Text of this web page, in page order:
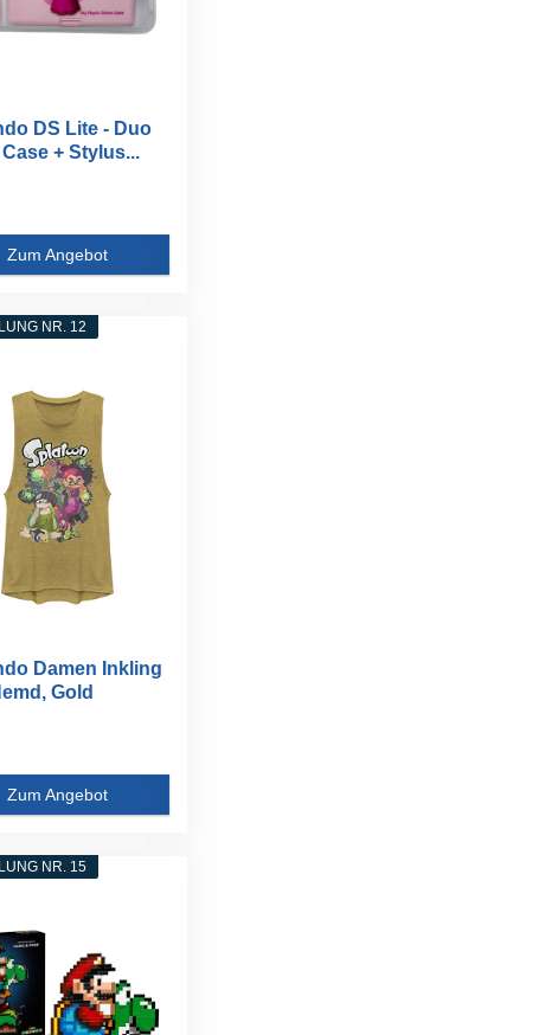
DS Lite - Duo
+ Stylus...
Zum Angebot
NR. 12
Damen Inkling
Gold
Zum Angebot
NR. 15